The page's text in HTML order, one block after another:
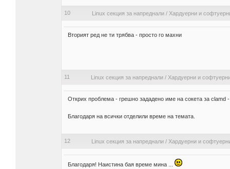
10 Linux секция за напреднали/ Хардуерни и
Вторият ред не ти трябва - просто го махни
11 Linux секция за напреднали/ Хардуерни и
Открих проблема - грешно зададено име на сокета за clamd
Благодаря на всички отделили време на темата.
12 Linux секция за напреднали/ Хардуерни и
Благодаря! Наистина бая време мина ...